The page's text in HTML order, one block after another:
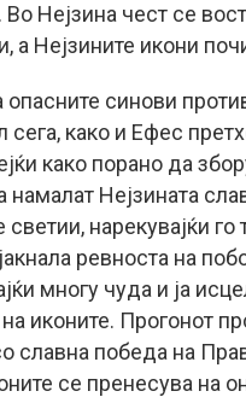
Нејзина чест се
а Нејзините икони
опасните синови
сега, како и Ефес
како порано да
Нејзината
нарекувајќи го
ревноста на
многу чуда и ја
иконите. Прогонот
славна победа на
се пренесува на